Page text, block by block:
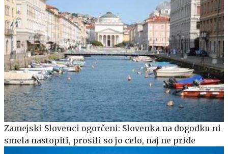
Zamejski Slovenci ogorčeni: Slovenka na dogodku ni
smela nastopiti, prosili so jo celo, naj ne pride